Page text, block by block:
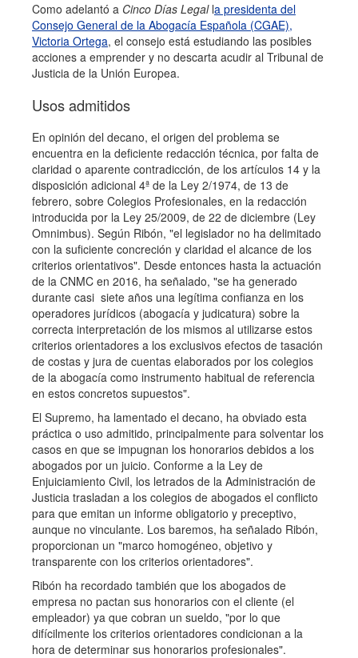
Como adelantó a Cinco Días Legalla presidenta del
Consejo General de la Abogacía Española (CGAE),
Victoria Ortega, el consejo está estudiando las posibles
acciones a emprender y no descarta acudir al Tribunal de
Justicia de la Unión Europea.
Usos admitidos
En opinión del decano, el origen del problema se
encuentra en la deficiente redacción técnica, por falta de
claridad o aparente contradicción, de los artículos 14 y la
disposición adicional 4ª de la Ley 2/1974, de 13 de
febrero, sobre Colegios Profesionales, en la redacción
introducida por la Ley 25/2009, de 22 de diciembre (Ley
Omnimbus). Según Ribón, "el legislador no ha delimitado
con la suficiente concreción y claridad el alcance de los
criterios orientativos". Desde entonces hasta la actuación
de la CNMC en 2016, ha señalado, "se ha generado
durante casi siete años una legítima confianza en los
operadores jurídicos (abogacía y judicatura) sobre la
correcta interpretación de los mismos al utilizarse estos
criterios orientadores a los exclusivos efectos de tasación
de costas y jura de cuentas elaborados por los colegios
de la abogacía como instrumento habitual de referencia
en estos concretos supuestos".
El Supremo, ha lamentado el decano, ha obviado esta
práctica o uso admitido, principalmente para solventar los
casos en que se impugnan los honorarios debidos a los
abogados por un juicio. Conforme a la Ley de
Enjuiciamiento Civil, los letrados de la Administración de
Justicia trasladan a los colegios de abogados el conflicto
para que emitan un informe obligatorio y preceptivo,
aunque no vinculante. Los baremos, ha señalado Ribón,
proporcionan un "marco homogéneo, objetivo y
transparente con los criterios orientadores".
Ribón ha recordado también que los abogados de
empresa no pactan sus honorarios con el cliente (el
empleador) ya que cobran un sueldo, "por lo que
difícilmente los criterios orientadores condicionan a la
hora de determinar sus honorarios profesionales".